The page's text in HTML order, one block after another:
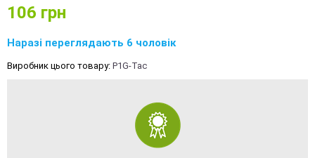
106 грн
Наразі переглядають 6 чоловік
Виробник цього товару: P1G-Tac